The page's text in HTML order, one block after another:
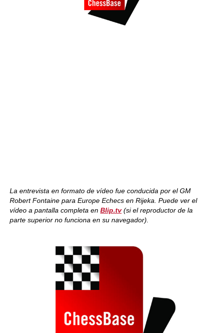
La entrevista en formato de vídeo fue conducida por el GM
Robert Fontaine para Europe Echecs en Rijeka. Puede ver el
vídeo a pantalla completa en Blip.tv(si el reproductor de la
parte superior no funciona en su navegador).